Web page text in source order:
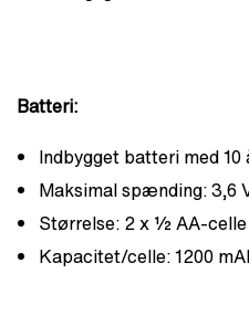
Batteri:
Indbygget batteri med
Maksimal spænding: 3,6
Størrelse: 2 x ½ AA-celle
Kapacitet/celle: 1200